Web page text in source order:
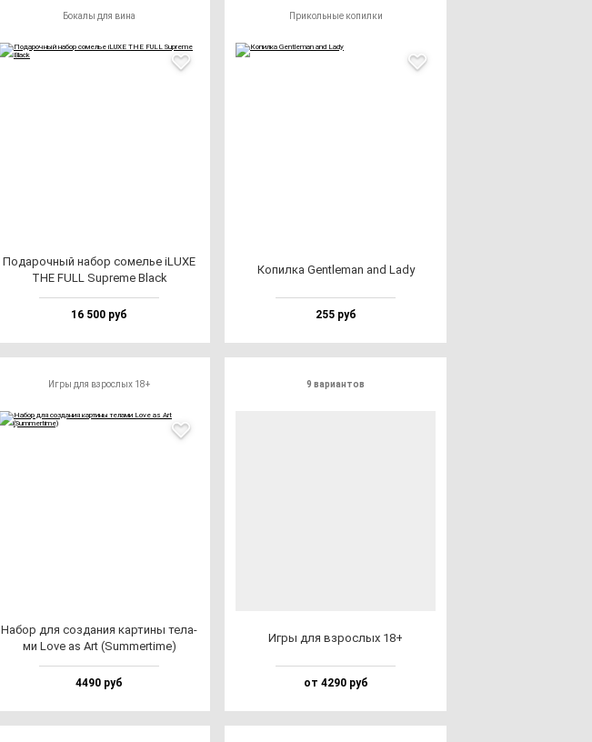
Бокалы для вина
Пода­роч­ный на­бор со­мелье iLUXE
THE FULL Sup­re­me Black
16 500 руб
Прикольные копилки
Копил­ка Gen­tlе­man and Lady
255 руб
Игры для взрослых 18+
Набор для соз­да­ния кар­ти­ны те­ла­
ми Love as Art (Sum­mer­ti­me)
4490 руб
9 вариантов
Игры для взрос­лых 18+
от 4290 руб